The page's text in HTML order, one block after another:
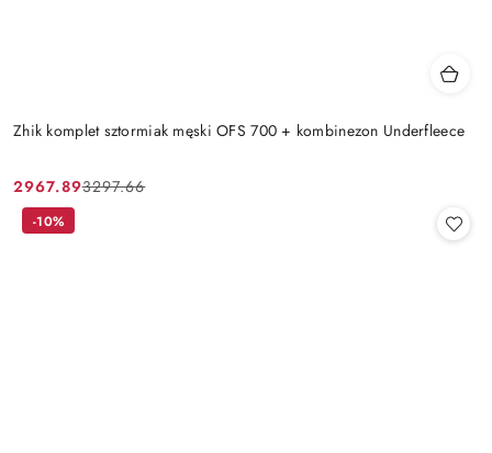
Zhik komplet sztormiak męski OFS 700 + kombinezon Underfleece
Cena
promocyjna:
2967.89
Cena
przed
3297.66
-10%